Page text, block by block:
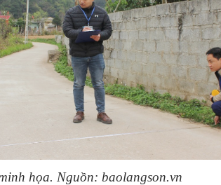
họa. Nguồn: baolangson.vn